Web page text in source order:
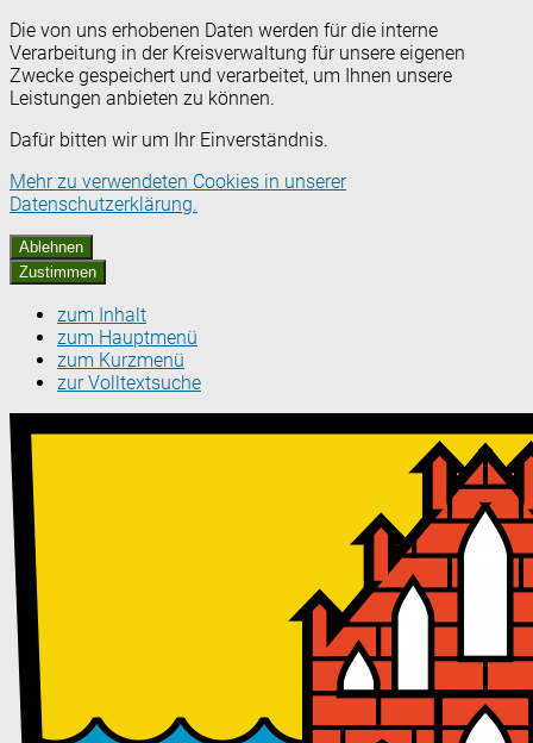
Die von uns erhobenen Daten werden für die interne
Verarbeitung in der Kreisverwaltung für unsere eigenen
Zwecke gespeichert und verarbeitet, um Ihnen unsere
Leistungen anbieten zu können.
Dafür bitten wir um Ihr Einverständnis.
Mehr zu verwendeten Cookies in unserer
Datenschutzerklärung.
Ablehnen
Zustimmen
zum Inhalt
zum Hauptmenü
zum Kurzmenü
zur Volltextsuche